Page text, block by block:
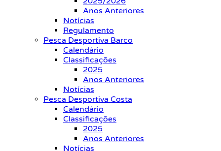
Anos Anteriores
Notícias
Regulamento
Pesca Desportiva Barco
Calendário
Classificações
2025
Anos Anteriores
Notícias
Pesca Desportiva Costa
Calendário
Classificações
2025
Anos Anteriores
Notícias